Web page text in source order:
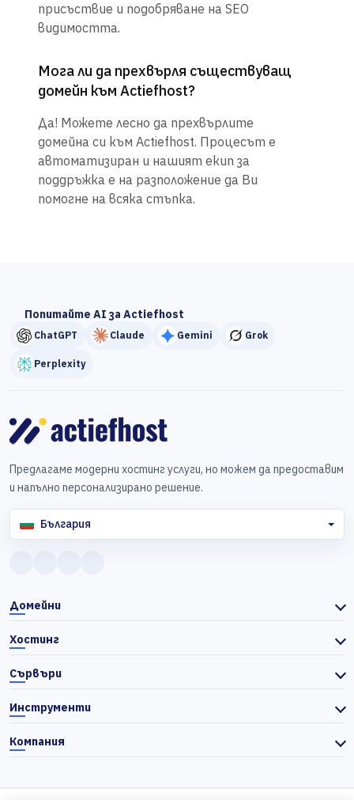
присъствие и подобряване на SEO
видимостта.
Мога ли да прехвърля съществуващ
домейн към Actiefhost?
Да! Можете лесно да прехвърлите
домейна си към Actiefhost. Процесът е
автоматизиран и нашият екип за
поддръжка е на разположение да Ви
помогне на всяка стъпка.
Попитайте AI за Actiefhost
ChatGPT Claude Gemini Grok
Perplexity
Предлагаме модерни хостинг услуги, но можем да предоставим
и напълно персонализирано решение.
България
Домейни
Хостинг
Сървъри
Инструменти
Компания